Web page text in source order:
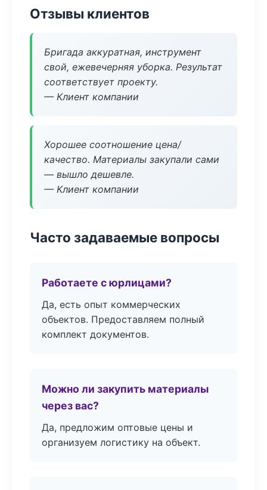
Отзывы клиентов
Бригада аккуратная, инструмент
свой, ежевечерняя уборка. Результат
соответствует проекту.
— Клиент компании
Хорошее соотношение цена/
качество. Материалы закупали сами
— вышло дешевле.
— Клиент компании
Часто задаваемые вопросы
Работаете с юрлицами?
Да, есть опыт коммерческих
объектов. Предоставляем полный
комплект документов.
Можно ли закупить материалы
через вас?
Да, предложим оптовые цены и
организуем логистику на объект.